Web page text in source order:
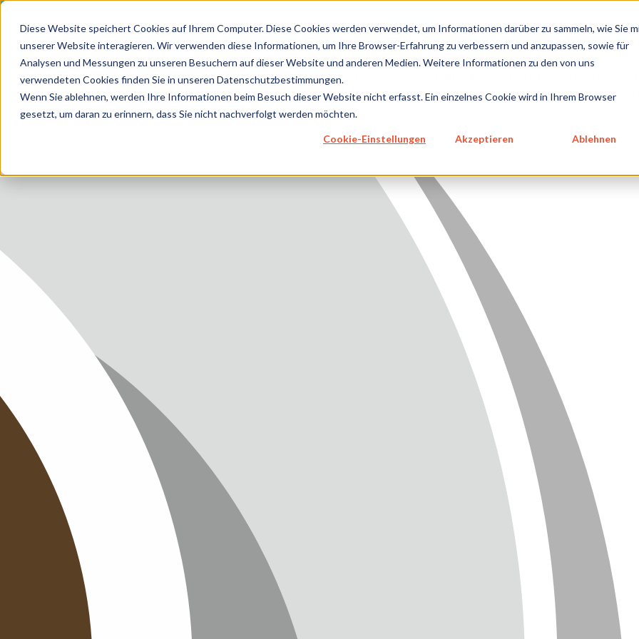
Diese Website speichert Cookies auf Ihrem Computer. Diese Cookies werden verwendet, um Informationen darüber zu sammeln, wie Sie
unserer Website interagieren. Wir verwenden diese Informationen, um Ihre Browser-Erfahrung zu verbessern und anzupassen, sowie für
Analysen und Messungen zu unseren Besuchern auf dieser Website und anderen Medien. Weitere Informationen zu den von uns
verwendeten Cookies finden Sie in unseren Datenschutzbestimmungen.
Wenn Sie ablehnen, werden Ihre Informationen beim Besuch dieser Website nicht erfasst. Ein einzelnes Cookie wird in Ihrem Browser
gesetzt, um daran zu erinnern, dass Sie nicht nachverfolgt werden möchten.
Cookie-Einstellungen Akzeptieren Ablehnen
LEISTUNGEN
MEDIZINPRODUKTE
IVD
LÖSUNGEN
HOME
LEISTUNGEN MEDIZINPRODUKTE
ZUKUNFTSSTARKE LÖSUNGEN